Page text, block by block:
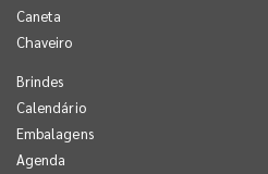
Caneta
Chaveiro
Brindes
Calendário
Embalagens
Agenda